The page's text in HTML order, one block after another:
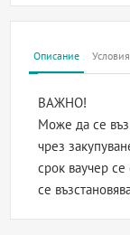
Описание Условия
ВАЖНО!
Може да се
чрез
срок ваучер
се